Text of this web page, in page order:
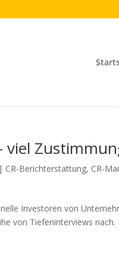
viel
| CR-Berichterstattung, CR-
Investoren von
von Tiefeninterviews